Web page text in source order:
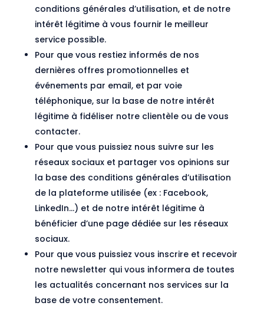
conditions générales d’utilisation, et de notre
intérêt légitime à vous fournir le meilleur
service possible.
Pour que vous restiez informés de nos
dernières offres promotionnelles et
événements par email, et par voie
téléphonique, sur la base de notre intérêt
légitime à fidéliser notre clientèle ou de vous
contacter.
Pour que vous puissiez nous suivre sur les
réseaux sociaux et partager vos opinions sur
la base des conditions générales d’utilisation
de la plateforme utilisée (ex : Facebook,
LinkedIn…) et de notre intérêt légitime à
bénéficier d’une page dédiée sur les réseaux
sociaux.
Pour que vous puissiez vous inscrire et recevoir
notre newsletter qui vous informera de toutes
les actualités concernant nos services sur la
base de votre consentement.